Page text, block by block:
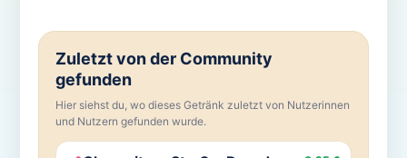
Zuletzt von der Community
gefunden
Hier siehst du, wo dieses Getränk zuletzt von Nutzerinnen
und Nutzern gefunden wurde.